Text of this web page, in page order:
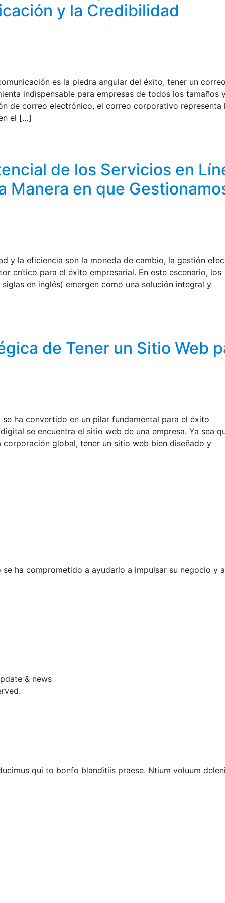
y la Credibilidad
es la piedra angular del éxito, tener un
indispensable para empresas de todos los tamaños
de correo electrónico, el correo corporativo representa
el […]
de los Servicios en
Manera en que
y la eficiencia son la moneda de cambio, la gestión
crítico para el éxito empresarial. En este escenario, los
en inglés) emergen como una solución integral y
de Tener un Sitio Web
ha convertido en un pilar fundamental para el éxito
se encuentra el sitio web de una empresa. Ya sea
corporación global, tener un sitio web bien diseñado y
ha comprometido a ayudarlo a impulsar su negocio y
& news
qui to bonfo blanditiis praese. Ntium voluum